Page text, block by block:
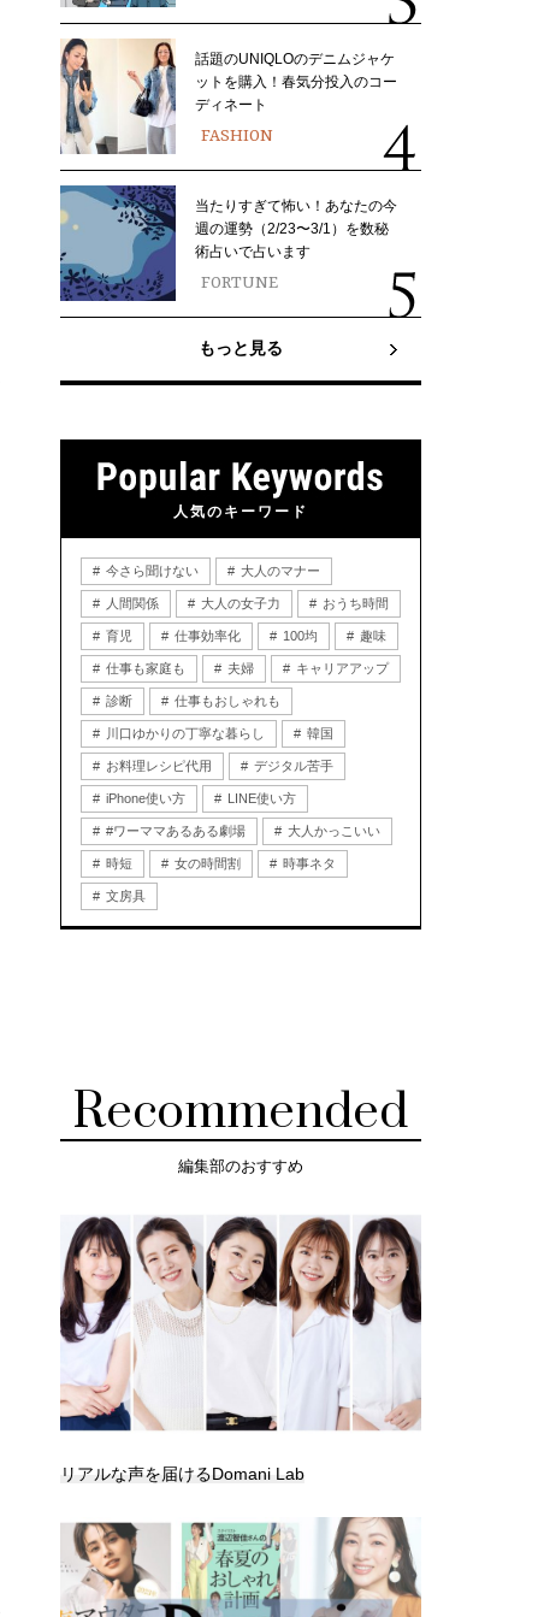
話題のUNIQLOのデニムジャケ
ットを購入！春気分投入のコー
ディネート
FASHION
当たりすぎて怖い！あなたの今
週の運勢（2/23〜3/1）を数秘
術占いで占います
FORTUNE
もっと見る
人気のキーワード
今さら聞けない 大人のマナー
人間関係 大人の女子力 おうち時間
育児 仕事効率化 100均 趣味
仕事も家庭も 夫婦 キャリアアップ
診断 仕事もおしゃれも
川口ゆかりの丁寧な暮らし 韓国
お料理レシピ代用 デジタル苦手
iPhone使い方 LINE使い方
#ワーママあるある劇場 大人かっこいい
時短 女の時間割 時事ネタ
文房具
Recommended
編集部のおすすめ
リアルな声を届けるDomani Lab